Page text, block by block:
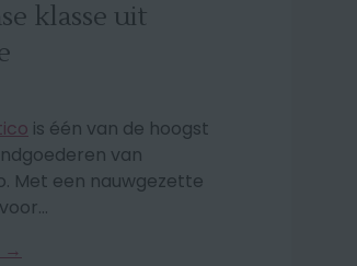
klasse uit
is één van de hoogst
van
Met een nauwgezette
→